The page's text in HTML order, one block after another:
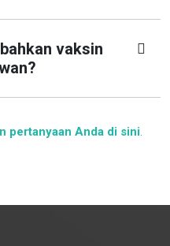
vaksin
pertanyaan Anda di sini.